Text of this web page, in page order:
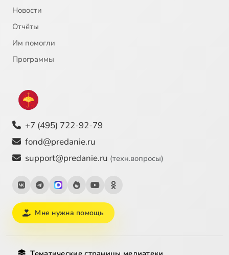
Новости
Отчёты
Им помогли
Программы
+7 (495) 722-92-79
fond@predanie.ru
support@predanie.ru (техн.вопросы)
Мне нужна помощь